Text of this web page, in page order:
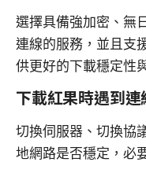
選擇具備強加密、無
連線的服務，並且支
供更好的下載穩定性
下載紅果時遇到連
切換伺服器、切換協
地網路是否穩定，必